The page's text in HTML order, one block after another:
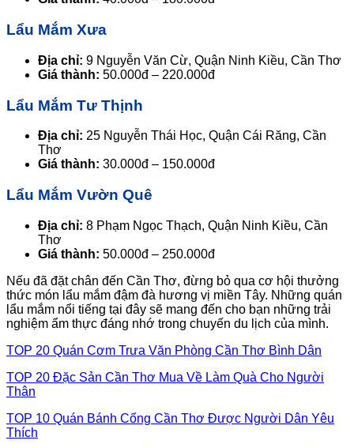
Lẩu Mắm Xưa
Địa chỉ: 9 Nguyễn Văn Cừ, Quận Ninh Kiều, Cần Thơ
Giá thành: 50.000đ – 220.000đ
Lẩu Mắm Tư Thịnh
Địa chỉ: 25 Nguyễn Thái Học, Quận Cái Răng, Cần
Thơ
Giá thành: 30.000đ – 150.000đ
Lẩu Mắm Vườn Quê
Địa chỉ: 8 Phạm Ngọc Thạch, Quận Ninh Kiều, Cần
Thơ
Giá thành: 50.000đ – 250.000đ
Nếu đã đặt chân đến Cần Thơ, đừng bỏ qua cơ hội thưởng
thức món lẩu mắm đậm đà hương vị miền Tây. Những quán
lẩu mắm nổi tiếng tại đây sẽ mang đến cho bạn những trải
nghiệm ẩm thực đáng nhớ trong chuyến du lịch của mình.
TOP 20 Quán Cơm Trưa Văn Phòng Cần Thơ Bình Dân
TOP 20 Đặc Sản Cần Thơ Mua Về Làm Quà Cho Người
Thân
TOP 10 Quán Bánh Cống Cần Thơ Được Người Dân Yêu
Thích